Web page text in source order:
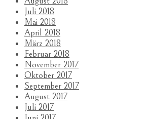
Juli 2018
Mai 2018
April 2018
März 2018
Februar 2018
November 2017
Oktober 2017
September 2017
August 2017
Juli 2017